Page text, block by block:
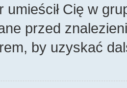
umieścił Cię w
przed
by uzyskać